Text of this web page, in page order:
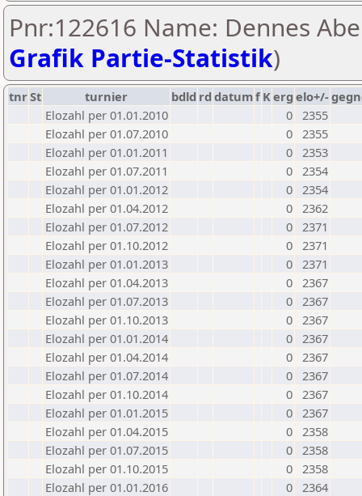
Pnr:122616 Name: Dennes
Grafik Partie-Statistik)
tnrSt turnier bdld rd datumf Kerg elo+/-
Elozahl per 01.01.2010
0 2355
Elozahl per 01.07.2010
0 2355
Elozahl per 01.01.2011
0 2353
Elozahl per 01.07.2011
0 2354
Elozahl per 01.01.2012
0 2354
Elozahl per 01.04.2012
0 2362
Elozahl per 01.07.2012
0 2371
Elozahl per 01.10.2012
0 2371
Elozahl per 01.01.2013
0 2371
Elozahl per 01.04.2013
0 2367
Elozahl per 01.07.2013
0 2367
Elozahl per 01.10.2013
0 2367
Elozahl per 01.01.2014
0 2367
Elozahl per 01.04.2014
0 2367
Elozahl per 01.07.2014
0 2367
Elozahl per 01.10.2014
0 2367
Elozahl per 01.01.2015
0 2367
Elozahl per 01.04.2015
0 2358
Elozahl per 01.07.2015
0 2358
Elozahl per 01.10.2015
0 2358
Elozahl per 01.01.2016
0 2364